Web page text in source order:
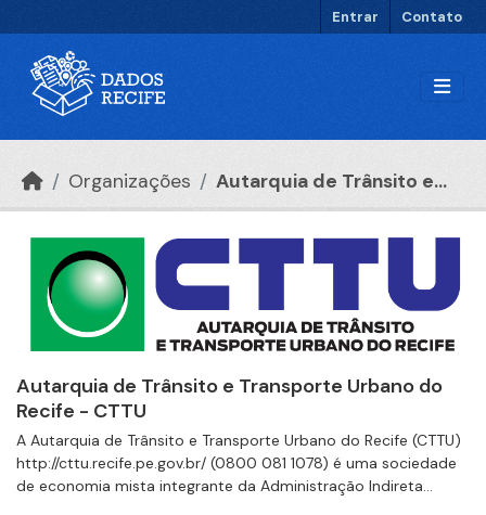
Entrar Contato
Organizações Autarquia de Trânsito e...
Autarquia de Trânsito e Transporte Urbano do
Recife - CTTU
A Autarquia de Trânsito e Transporte Urbano do Recife (CTTU)
http://cttu.recife.pe.gov.br/ (0800 081 1078) é uma sociedade
de economia mista integrante da Administração Indireta...